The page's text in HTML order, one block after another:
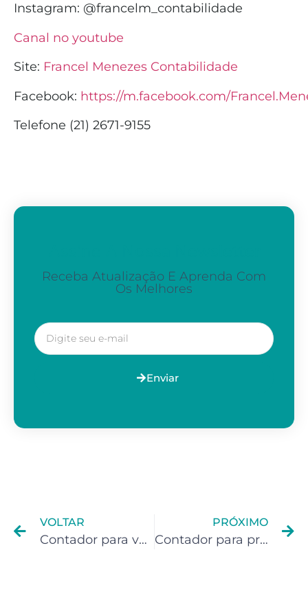
Instagram: @francelm_contabilidade
Canal no youtube
Site: Francel Menezes Contabilidade
Facebook: https://m.facebook.com/
Telefone (21) 2671-9155
Receba Atualização E Aprenda Com
Os Melhores
Enviar
VOLTAR
Contador para venda de equipamentos médicos em Duque de Caxias
PRÓXIMO
Contador para prestadores de serviços em Duque de Caxias